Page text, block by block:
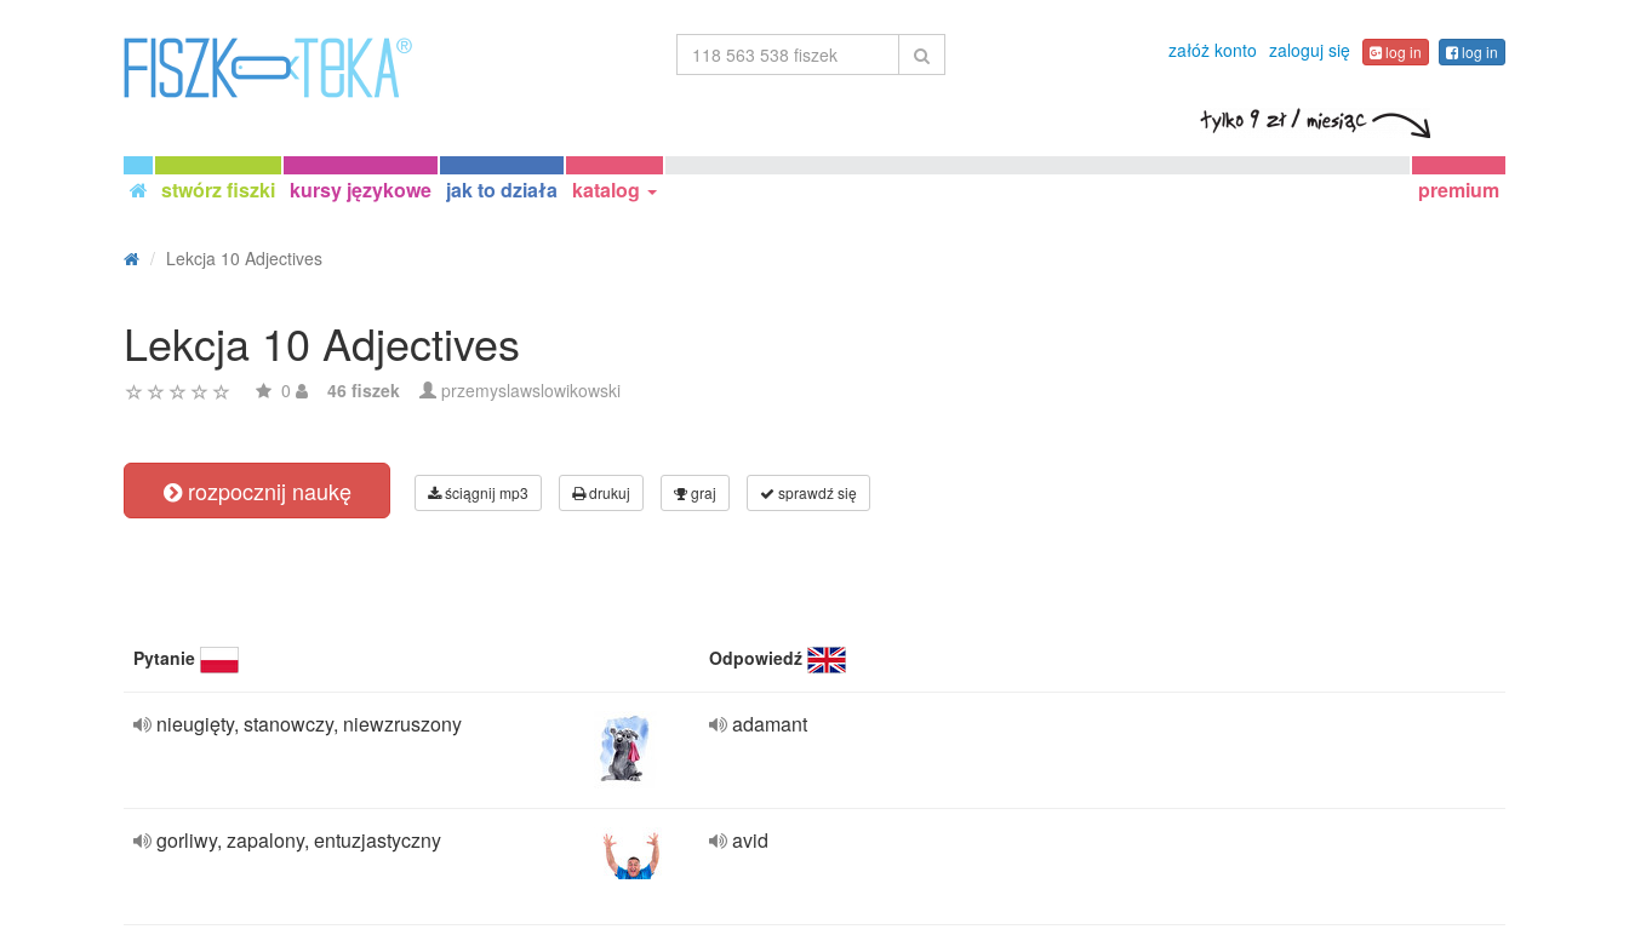
załóż konto zaloguj się log in log in
stwórz fiszki kursy językowe jak to działa katalog premium
Lekcja 10 Adjectives
Lekcja 10 Adjectives
0 46 fiszek przemyslawslowikowski
rozpocznij naukę ściągnij mp3 drukuj graj sprawdź się
Pytanie Odpowiedź
nieugięty, stanowczy, niewzruszony adamant
gorliwy, zapalony, entuzjastyczny avid